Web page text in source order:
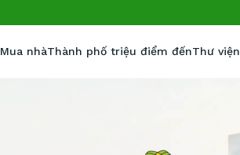
Mua nhàThành phố triệu điểm đếnThư viện